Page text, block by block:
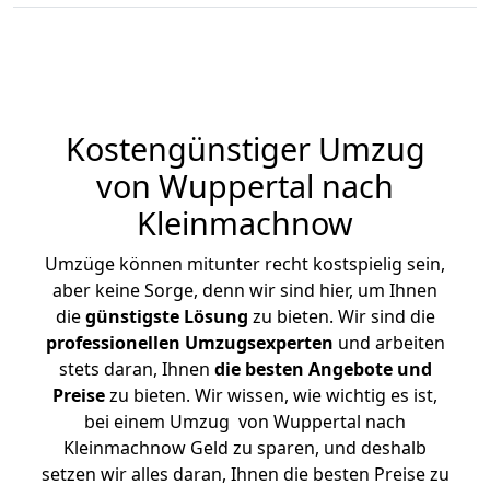
Kostengünstiger Umzug
von Wuppertal nach
Kleinmachnow
Umzüge können mitunter recht kostspielig sein,
aber keine Sorge, denn wir sind hier, um Ihnen
diegünstigste Lösung zu bieten. Wir sind die
professionellen Umzugsexperten und arbeiten
stets daran, Ihnen die besten Angebote und
Preisezu bieten. Wir wissen, wie wichtig es ist,
bei einem Umzug von Wuppertal nach
Kleinmachnow Geld zu sparen, und deshalb
setzen wir alles daran, Ihnen die besten Preise zu